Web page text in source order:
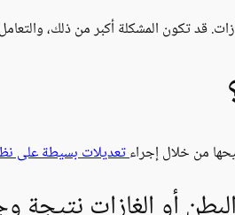
قد تكون المشكلة أكبر من ذلك،
من خلال إجراءتعديلات بسيطة على